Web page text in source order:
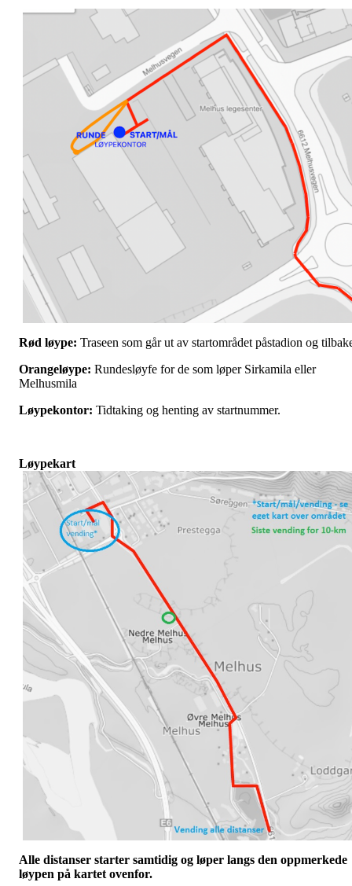
Rød løype: Traseen som går ut av startområdet påstadion og
Orangeløype: Rundesløyfe for de som løper Sirkamila eller
Melhusmila
Løypekontor: Tidtaking og henting av startnummer.
Løypekart
Alle distanser starter samtidig og løper langs den oppmerkede
løypen på kartet ovenfor.